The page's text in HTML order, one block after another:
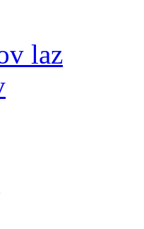
laz